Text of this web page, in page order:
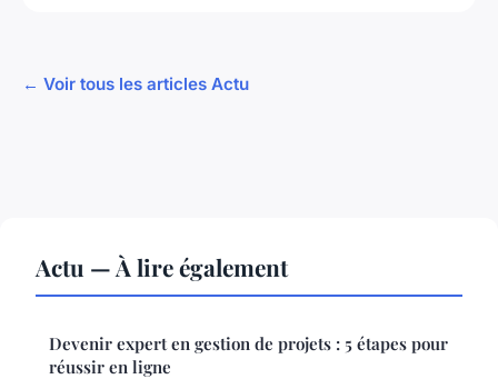
← Voir tous les articles Actu
Actu — À lire également
Devenir expert en gestion de projets : 5 étapes pour
réussir en ligne